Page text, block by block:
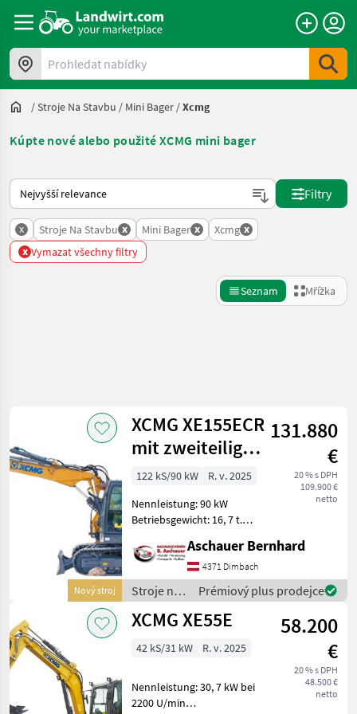
Prohledat nabídky
/Stroje Na Stavbu / Mini Bager /Xcmg
Kúpte nové alebo použité XCMG mini bager
Takto se řadí nabídky na Landwirt.com
Filtry
x Stroje Na Stavbu x Mini Bager x Xcmg x
x Vymazat všechny filtry
Seznam Mřížka
Kategorie 4 Země Filtry
AKTUÁLNÍ
Stroje
Na
Stavbu
VYBRAT
KATEGORII
XCMG
Obnovit
Zobrazit
20
výsledků
Nový stroj
XCMG XE155ECR
mit zweiteiligem
Ausleger
131.880
€
20 % s DPH
109.900 €
netto
122 kS/90 kW
R. v. 2025
Nennleistung: 90 kW
Betriebsgewicht: 16, 7 t.
Löffelkapazität: 0, 52 m3
mit Standardlöffel Mehr
Infos gerne auf Anfrage!
Oder unter
https://baumasc
Aschauer Bernhard
4371 Dimbach
Stroje na
stavbu /
XCMG
Prémiový plus prodejce
XCMG XE55E
58.200
€
20 % s DPH
48.500 €
netto
42 kS/31 kW R. v. 2025
Nennleistung: 30, 7 kW bei
2200 U/min